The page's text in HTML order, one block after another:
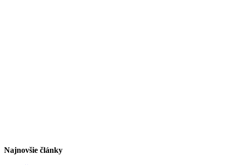
Najnovšie články